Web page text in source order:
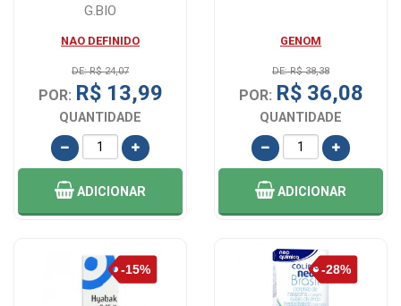
G.BIO
NAO DEFINIDO
DE: R$ 24,07
POR: R$ 13,99
QUANTIDADE
ADICIONAR
GENOM
DE: R$ 38,38
POR: R$ 36,08
QUANTIDADE
ADICIONAR